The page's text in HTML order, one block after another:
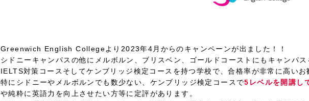
Greenwich English Collegeより2023年4月からのキャンペーンが出ました！！
シドニーキャンパスの他にメルボルン、ブリスベン、ゴールドコーストにもキャンパ
IELTS対策コースそしてケンブリッジ検定コースを持つ学校で、合格率が非常に高い
特にシドニーやメルボルンでも数少ない、ケンブリッジ検定コースで5レベルを開講し
や純粋に英語力を向上させたい方等に定評があります。